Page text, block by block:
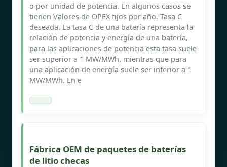
o por unidad de potencia. En algunos casos se
tienen Valores de OPEX fijos por año. Tasa C
deseada. La tasa C de una batería representa la
relación de potencia y energía de una batería,
para las aplicaciones de potencia esta tasa suele
ser superior a 1 MW/MWh, mientras que para
una aplicación de energía suele ser inferior a 1
MW/MWh. En e
Fábrica OEM de paquetes de baterías
de litio checas